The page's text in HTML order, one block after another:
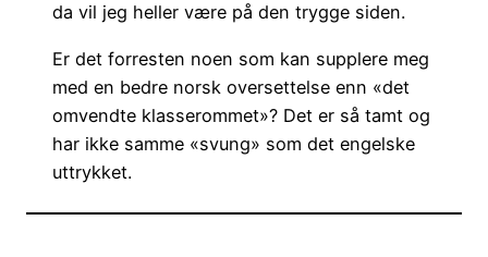
da vil jeg heller være på den trygge siden.
Er det forresten noen som kan supplere meg
med en bedre norsk oversettelse enn «det
omvendte klasserommet»? Det er så tamt og
har ikke samme «svung» som det engelske
uttrykket.